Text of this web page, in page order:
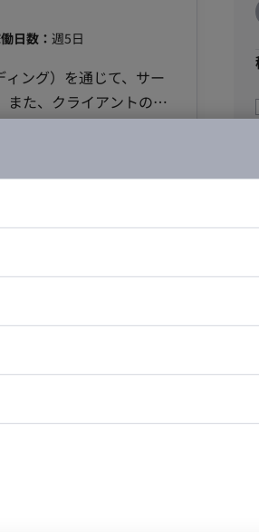
日数： 週5日
また、クライアントの課
と事業成長に貢献いただ
ン）の実施。 【モニ
他（夏季、年末年始、
わせて所属長の判断に
入直後) 本社 勤務地
金形態：月給制(派遣期間
■年収：300万円～​​​​​​​​
じて随時 賞与：無 加入
（上限25,000円/月ま
勤務制度あり ・副業可
】【未経験歓迎・
アントの課題をヒアリ
AIエンジニア・機械学習エンジニア